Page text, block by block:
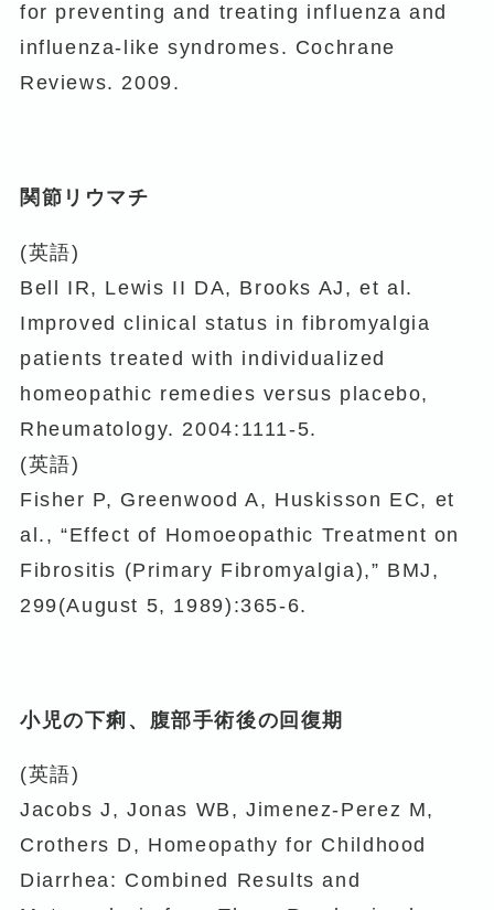
for preventing and treating influenza and
influenza-like syndromes. Cochrane
Reviews. 2009.
関節リウマチ
(英語)
Bell IR, Lewis II DA, Brooks AJ, et al.
Improved clinical status in fibromyalgia
patients treated with individualized
homeopathic remedies versus placebo,
Rheumatology. 2004:1111-5.
(英語)
Fisher P, Greenwood A, Huskisson EC, et
al., “Effect of Homoeopathic Treatment on
Fibrositis (Primary Fibromyalgia),” BMJ,
299(August 5, 1989):365-6.
小児の下痢、腹部手術後の回復期
(英語)
Jacobs J, Jonas WB, Jimenez-Perez M,
Crothers D, Homeopathy for Childhood
Diarrhea: Combined Results and